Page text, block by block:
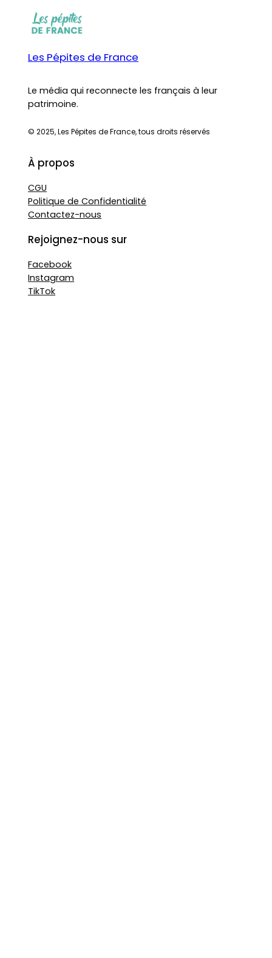
Les Pépites de France
Le média qui reconnecte les français à leur
patrimoine.
© 2025, Les Pépites de France, tous droits réservés
À propos
CGU
Politique de Confidentialité
Contactez-nous
Rejoignez-nous sur
Facebook
Instagram
TikTok